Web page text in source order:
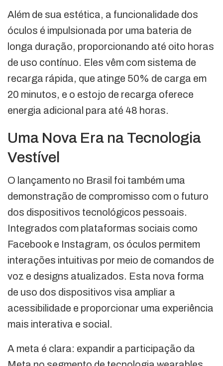
Além de sua estética, a funcionalidade dos
óculos é impulsionada por uma bateria de
longa duração, proporcionando até oito horas
de uso contínuo. Eles vêm com sistema de
recarga rápida, que atinge 50% de carga em
20 minutos, e o estojo de recarga oferece
energia adicional para até 48 horas.
Uma Nova Era na Tecnologia
Vestível
O lançamento no Brasil foi também uma
demonstração de compromisso com o futuro
dos dispositivos tecnológicos pessoais.
Integrados com plataformas sociais como
Facebook e Instagram, os óculos permitem
interações intuitivas por meio de comandos de
voz e designs atualizados. Esta nova forma
de uso dos dispositivos visa ampliar a
acessibilidade e proporcionar uma experiência
mais interativa e social.
A meta é clara: expandir a participação da